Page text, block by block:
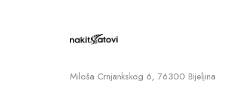
Miloša Crnjankskog 6, 76300 Bijeljina